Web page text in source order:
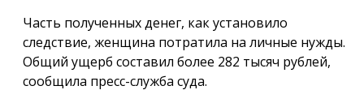
Часть полученных денег, как установило
следствие, женщина потратила на личные нужды.
Общий ущерб составил более 282 тысяч рублей,
сообщила пресс-служба суда.